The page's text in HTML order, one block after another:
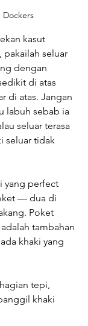
Dockers
kasut
pakailah seluar
dengan
di atas
di atas. Jangan
labuh sebab ia
seluar terasa
seluar tidak
yang perfect
— dua di
Poket
tambahan
khaki yang
tepi,
khaki